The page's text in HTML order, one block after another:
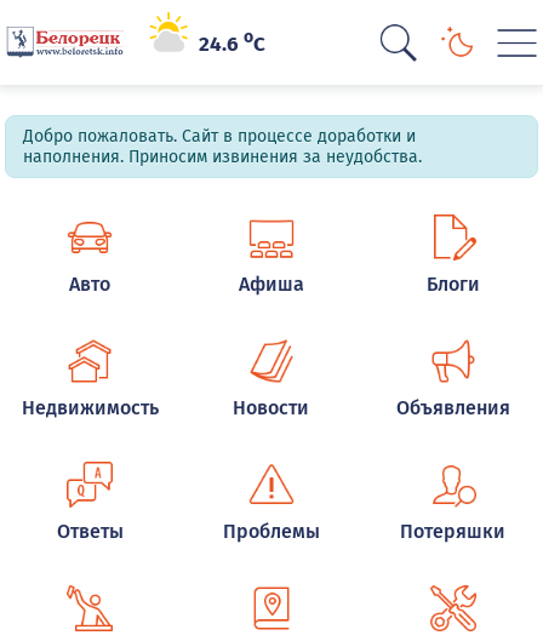
24.6oC
Добро пожаловать. Сайт в процессе доработки и
наполнения. Приносим извинения за неудобства.
Авто Афиша Блоги
Недвижимость Новости Объявления
Ответы Проблемы Потеряшки